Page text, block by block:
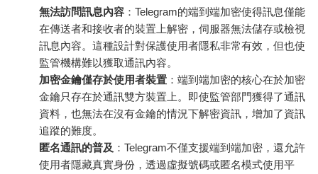
無法訪問訊息內容 ：Telegram的端到端加密使得訊息僅能
在傳送者和接收者的裝置上解密，伺服器無法儲存或檢視
訊息內容。這種設計對保護使用者隱私非常有效，但也使
監管機構難以獲取通訊內容。
加密金鑰僅存於使用者裝置 ：端到端加密的核心在於加密
金鑰只存在於通訊雙方裝置上。即使監管部門獲得了通訊
資料，也無法在沒有金鑰的情況下解密資訊，增加了資訊
追蹤的難度。
匿名通訊的普及 ：Telegram不僅支援端到端加密，還允許
使用者隱藏真實身份，透過虛擬號碼或匿名模式使用平